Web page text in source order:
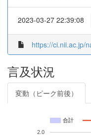
2023-03-27 22:39:08
https://ci.nii.ac.jp/
言及状況
変動（ピーク前後）
合計
2.0